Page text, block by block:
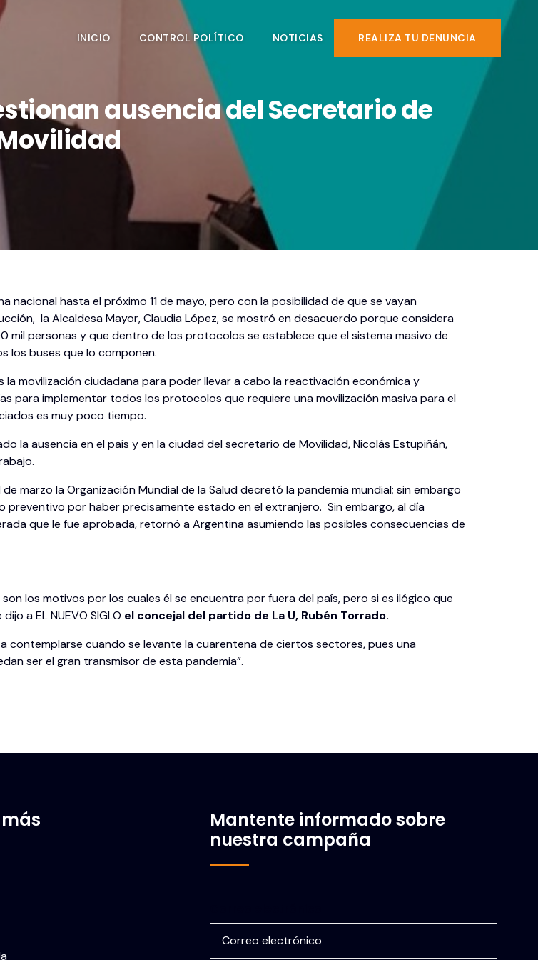
INICIO CONTROL POLÍTICO NOTICIAS REALIZA TU DENUNCIA
ausencia del Secretario de
hasta el próximo 11 de mayo, pero con la posibilidad de que se vayan
la Alcaldesa Mayor, Claudia López, se mostró en desacuerdo porque considera
mil personas y que dentro de los protocolos se establece que el sistema masivo de
los buses que lo componen.
movilización ciudadana para poder llevar a cabo la reactivación económica y
para implementar todos los protocolos que requiere una movilización masiva para el
es muy poco tiempo.
la ausencia en el país y en la ciudad del secretario de Movilidad, Nicolás Estupiñán,
marzo la Organización Mundial de la Salud decretó la pandemia mundial; sin embargo
preventivo por haber precisamente estado en el extranjero. Sin embargo, al día
que le fue aprobada, retornó a Argentina asumiendo las posibles consecuencias de
los motivos por los cuales él se encuentra por fuera del país, pero si es ilógico que
a EL NUEVO SIGLO el concejal del partido de La U, Rubén Torrado.
contemplarse cuando se levante la cuarentena de ciertos sectores, pues una
ser el gran transmisor de esta pandemia”.
Mantente informado sobre
nuestra campaña